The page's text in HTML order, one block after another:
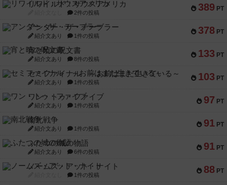
389 PT
リワイルド：サウスアメリカ
2件の投稿
378 PT
アンダー・ザ・テーブラー
紹介文あり 1件の投稿
133 PT
宵と暁の呪文書
紹介文あり 8件の投稿
103 PT
セミファイナル ～お前はまだ生きている～
紹介文あり 1件の投稿
97 PT
ワン・トゥ・ファイブ
紹介文あり 1件の投稿
91 PT
南北戦争
紹介文あり 1件の投稿
91 PT
ふたつの城の物語
紹介文あり 6件の投稿
88 PT
ノームズ・アット・ナイト
1件の投稿